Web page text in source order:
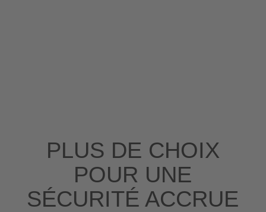
PLUS DE CHOIX
POUR UNE
SÉCURITÉ ACCRUE